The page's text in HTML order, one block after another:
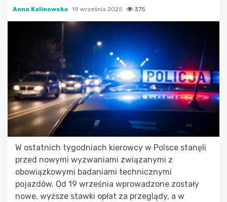
Anna Kalinowska 19 września 2025 375
W ostatnich tygodniach kierowcy w Polsce stanęli
przed nowymi wyzwaniami związanymi z
obowiązkowymi badaniami technicznymi
pojazdów. Od 19 września wprowadzone zostały
nowe, wyższe stawki opłat za przeglądy, a w